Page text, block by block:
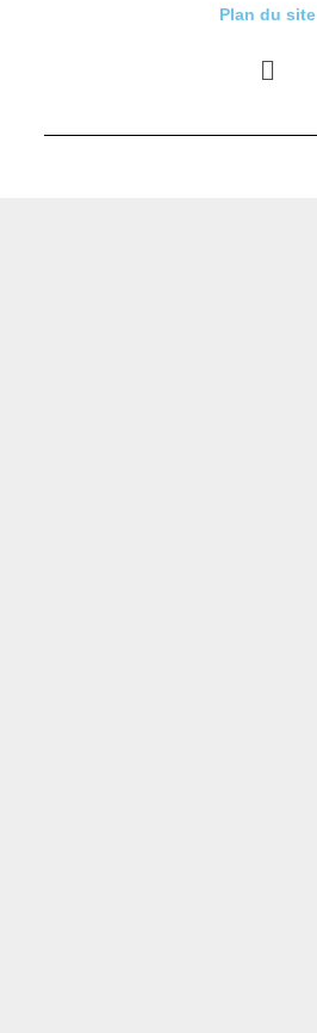
Plan du site